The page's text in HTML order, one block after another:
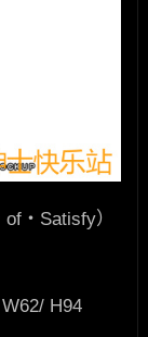
・Satisfy）
H94